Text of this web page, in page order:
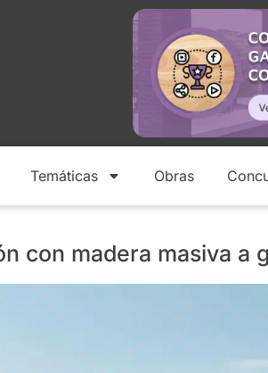
Temáticas Obras
con madera masiva a